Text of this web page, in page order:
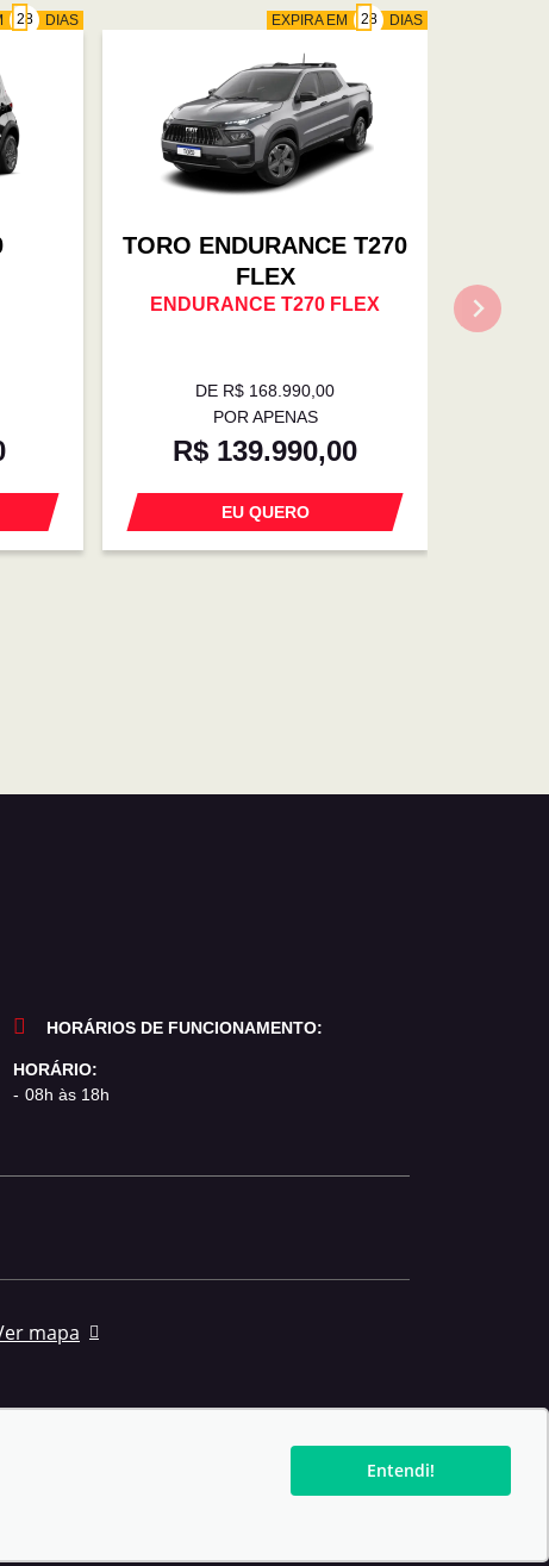
DIAS EXPIRA EM DIAS
TORO ENDURANCE T270
FLEX
ENDURANCE T270 FLEX
DE R$ 168.990,00
POR APENAS
R$ 139.990,00
EU QUERO
HORÁRIOS DE FUNCIONAMENTO:
HORÁRIO:
08h às 18h
mapa
Entendi!